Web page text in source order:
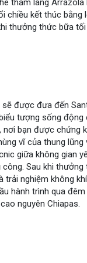
thăm làng
chiều kết thúc bằng
thưởng thức bữa
được đưa đến
tượng sống
bạn được chứng
vĩ của thung
giữa không gian
Sau khi
nghiệm không
hành trình qua
nguyên Chiapas.